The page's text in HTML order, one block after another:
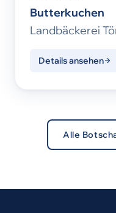
Butterkuchen
Landbäckerei
Details ansehen
Alle